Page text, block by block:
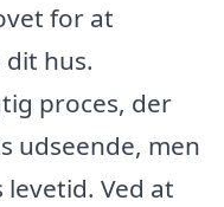
for at
hus.
proces, der
udseende, men
Ved at